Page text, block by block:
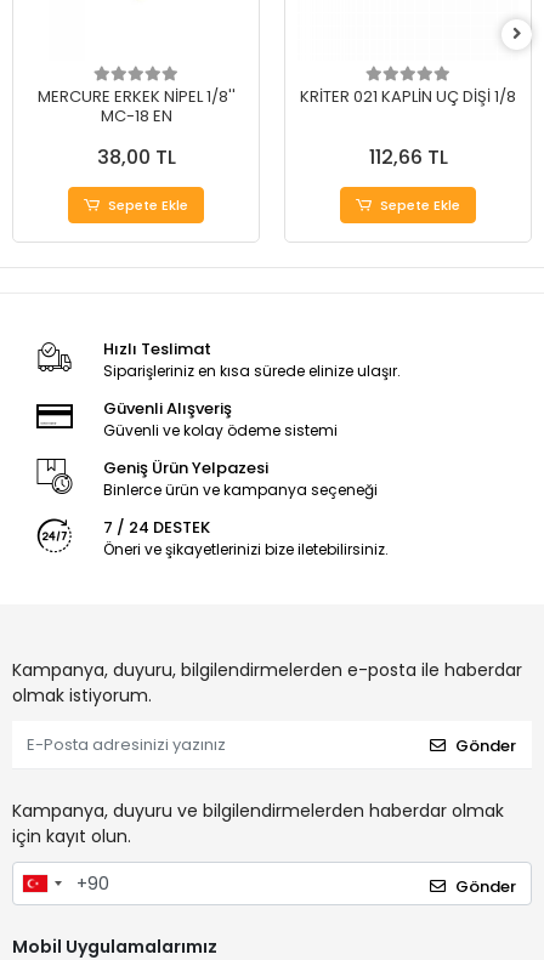
MERCURE ERKEK NİPEL 1/8''
MC-18 EN
38,00 TL
Sepete Ekle
KRİTER 021 KAPLİN UÇ DİŞİ 1/8
112,66 TL
Sepete Ekle
Hızlı Teslimat
Siparişleriniz en kısa sürede elinize ulaşır.
Güvenli Alışveriş
Güvenli ve kolay ödeme sistemi
Geniş Ürün Yelpazesi
Binlerce ürün ve kampanya seçeneği
7 / 24 DESTEK
Öneri ve şikayetlerinizi bize iletebilirsiniz.
Kampanya, duyuru, bilgilendirmelerden e-posta ile haberdar
olmak istiyorum.
Gönder
Kampanya, duyuru ve bilgilendirmelerden haberdar olmak
için kayıt olun.
Gönder
Mobil Uygulamalarımız